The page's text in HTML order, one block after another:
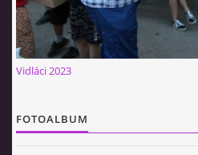
Vidláci 2023
FOTOALBUM